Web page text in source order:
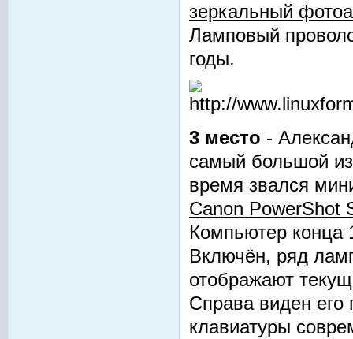
зеркальный
Ламповый
годы.
3 место -
самый большой из
время звался
Canon PowerShot
Компьютер конца
Включён, ряд
отображают
Справа виден
клавиатуры